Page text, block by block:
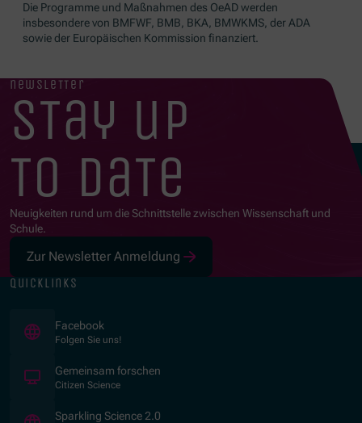
Die Programme und Maßnahmen des OeAD werden
insbesondere von BMFWF, BMB, BKA, BMWKMS, der ADA
sowie der Europäischen Kommission finanziert.
newsletter
stay up
to date
Neuigkeiten rund um die Schnittstelle zwischen Wissenschaft und
Schule.
Zur Newsletter Anmeldung
quicklinks
Facebook
Folgen Sie uns!
Gemeinsam forschen
Citizen Science
Sparkling Science 2.0